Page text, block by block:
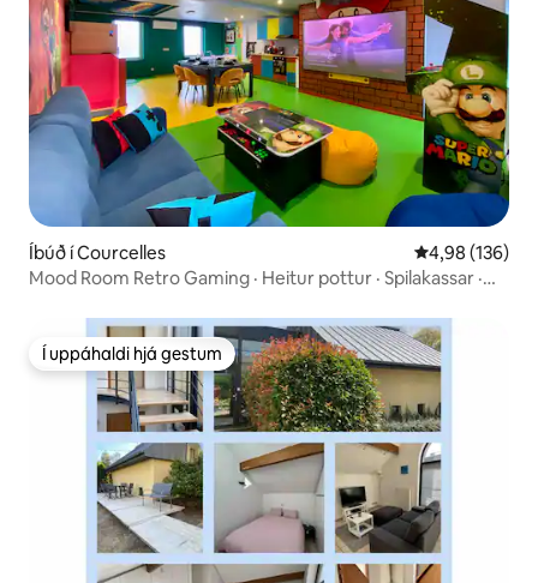
Íbúð í Courcelles 4,98 af 5 í
4,98 (136)
Mood Room Retro Gaming · Heitur pottur · Spilakassar ·
Í uppáhaldi hjá gestum
Í uppáhaldi hjá gestum